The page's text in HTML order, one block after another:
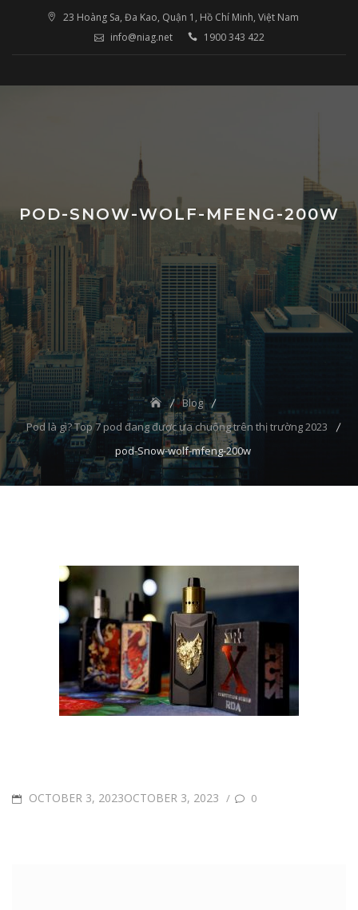
23 Hoàng Sa, Đa Kao, Quận 1, Hồ Chí Minh, Việt Nam
info@niag.net
1900 343 422
POD-SNOW-WOLF-MFENG-200W
Blog
Pod là gì? Top 7 pod đang được ưa chuộng trên thị trường 2023
pod-Snow-wolf-mfeng-200w
POSTEDOCTOBER 3, 2023OCTOBER 3, 2023 / 0